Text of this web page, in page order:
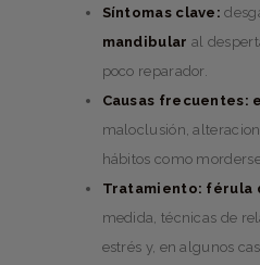
Síntomas clave:
mandibular al
poco reparador.
Causas frecuentes:
maloclusión,
hábitos como
Tratamiento: férula
medida, técnicas de
estrés y, en algunos